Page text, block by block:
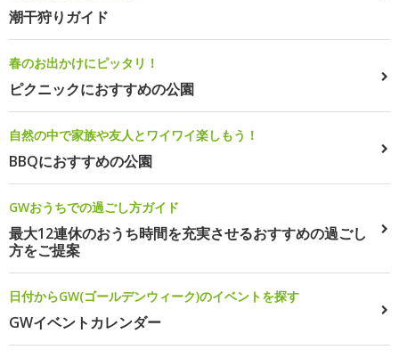
潮干狩りガイド
春のお出かけにピッタリ！
ピクニックにおすすめの公園
自然の中で家族や友人とワイワイ楽しもう！
BBQにおすすめの公園
GWおうちでの過ごし方ガイド
最大12連休のおうち時間を充実させるおすすめの過ごし
方をご提案
日付からGW(ゴールデンウィーク)のイベントを探す
GWイベントカレンダー